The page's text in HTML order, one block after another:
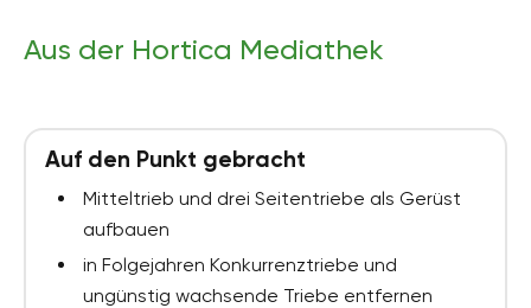
Aus der Hortica Mediathek
Auf den Punkt gebracht
Mitteltrieb und drei Seitentriebe als Gerüst
aufbauen
in Folgejahren Konkurrenztriebe und
ungünstig wachsende Triebe entfernen